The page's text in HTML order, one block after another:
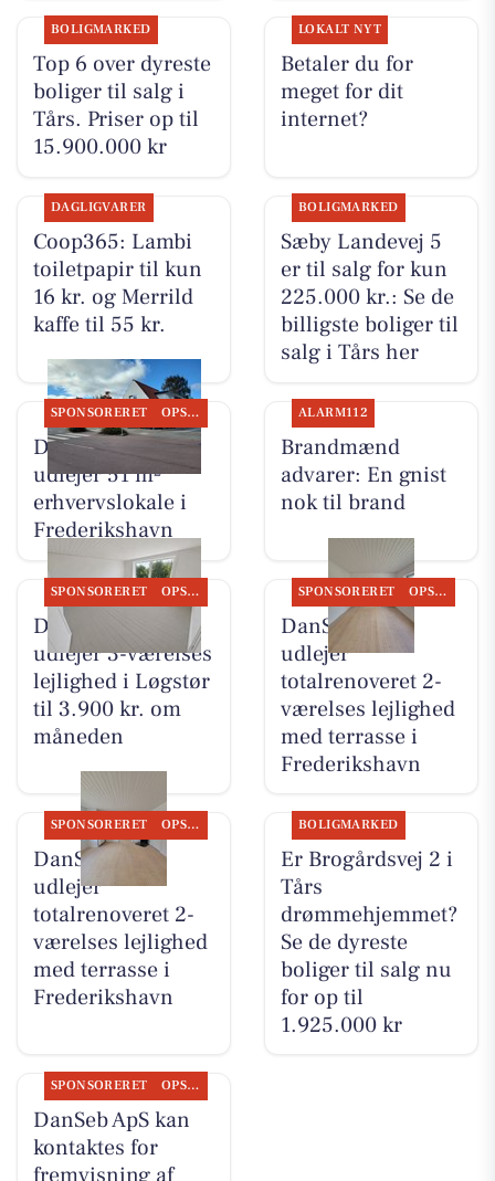
BOLIGMARKED
Top 6 over dyreste
boliger til salg i
Tårs. Priser op til
15.900.000 kr
LOKALT NYT
Betaler du for
meget for dit
internet?
DAGLIGVARER
Coop365: Lambi
toiletpapir til kun
16 kr. og Merrild
kaffe til 55 kr.
BOLIGMARKED
Sæby Landevej 5
er til salg for kun
225.000 kr.: Se de
billigste boliger til
salg i Tårs her
SPONSORERET OPSLAGSTAVLEN
DanSeb ApS
udlejer 51 m²
erhvervslokale i
Frederikshavn
ALARM112
Brandmænd
advarer: En gnist
nok til brand
SPONSORERET OPSLAGSTAVLEN
DanSeb ApS
udlejer 3-værelses
lejlighed i Løgstør
til 3.900 kr. om
måneden
SPONSORERET OPSLAGSTAVLEN
DanSeb ApS
udlejer
totalrenoveret 2-
værelses lejlighed
med terrasse i
Frederikshavn
SPONSORERET OPSLAGSTAVLEN
DanSeb ApS
udlejer
totalrenoveret 2-
værelses lejlighed
med terrasse i
Frederikshavn
BOLIGMARKED
Er Brogårdsvej 2 i
Tårs
drømmehjemmet?
Se de dyreste
boliger til salg nu
for op til
1.925.000 kr
SPONSORERET OPSLAGSTAVLEN
DanSeb ApS kan
kontaktes for